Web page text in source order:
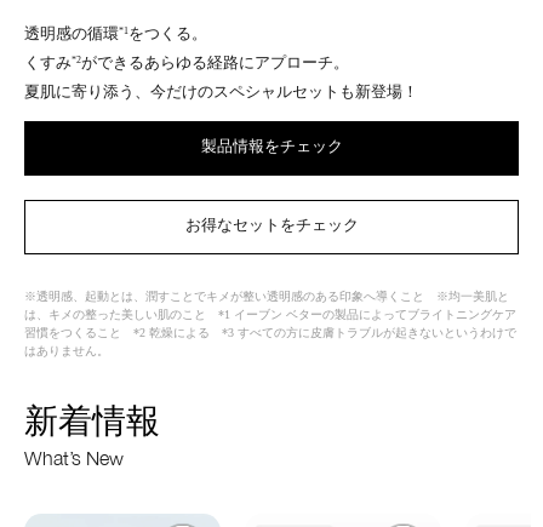
透明感の循環*1をつくる。
くすみ*2ができるあらゆる経路にアプローチ。
夏肌に寄り添う、今だけのスペシャルセットも新登場！
製品情報をチェック
お得なセットをチェック
※透明感、起動とは、潤すことでキメが整い透明感のある印象へ導くこと ※均一美肌と
は、キメの整った美しい肌のこと *1 イーブン ベターの製品によってブライトニングケア
習慣をつくること *2 乾燥による *3 すべての方に皮膚トラブルが起きないというわけで
はありません。
新着情報
What’s New